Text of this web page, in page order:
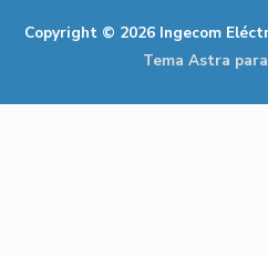
Copyright © 2026 Ingecom
Tema Astra